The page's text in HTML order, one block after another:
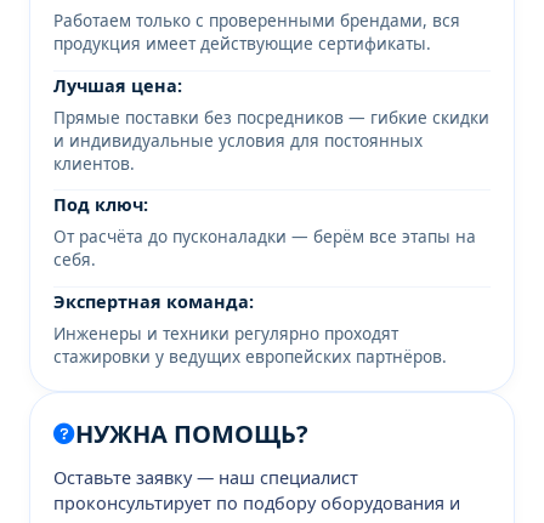
Работаем только с проверенными брендами, вся
продукция имеет действующие сертификаты.
Лучшая цена:
Прямые поставки без посредников — гибкие скидки
и индивидуальные условия для постоянных
клиентов.
Под ключ:
От расчёта до пусконаладки — берём все этапы на
себя.
Экспертная команда:
Инженеры и техники регулярно проходят
стажировки у ведущих европейских партнёров.
НУЖНА ПОМОЩЬ?
Оставьте заявку — наш специалист
проконсультирует по подбору оборудования и